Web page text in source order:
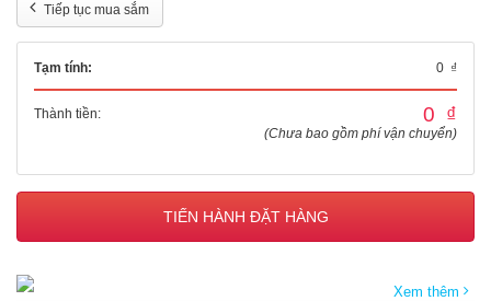
Tiếp tục mua sắm
Tạm tính: 0 ₫
Thành tiền: 0 ₫
(Chưa bao gồm phí vận chuyển)
TIẾN HÀNH ĐẶT HÀNG
Xem thêm